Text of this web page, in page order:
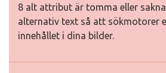
8 alt attribut är tomma eller
alternativ text så att sökmotorer
innehållet i dina bilder.